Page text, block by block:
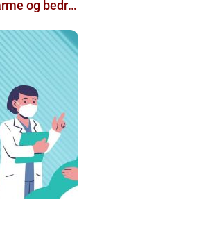
og bedre